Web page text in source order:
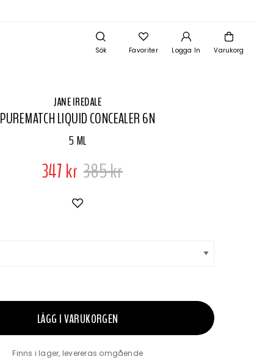
Varukorg
Logga In
Favoriter
Sök
JANE IREDALE
PUREMATCH LIQUID CONCEALER 6N
5 ML
347 kr 385 kr
LÄGG I VARUKORGEN
Finns i lager, levereras omgående